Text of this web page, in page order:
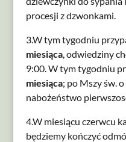
procesji z dzwonkami.
3.W tym tygodniu
miesiąca, odwiedziny
9:00. W tym tygodniu
miesiąca; po Mszy św.
nabożeństwo
4.W miesiącu czerwcu
będziemy kończyć